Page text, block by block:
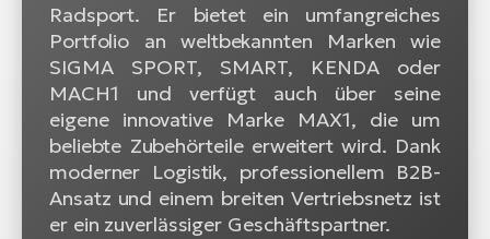
Radsport. Er bietet ein umfangreiches
Portfolio an weltbekannten Marken wie
SIGMA SPORT, SMART, KENDA oder
MACH1 und verfügt auch über seine
eigene innovative Marke MAX1, die um
beliebte Zubehörteile erweitert wird. Dank
moderner Logistik, professionellem B2B-
Ansatz und einem breiten Vertriebsnetz ist
er ein zuverlässiger Geschäftspartner.